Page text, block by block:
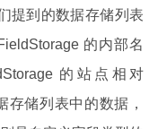
提到的数据存储列表
的内部名
的站点相对
存储列表中的数据，